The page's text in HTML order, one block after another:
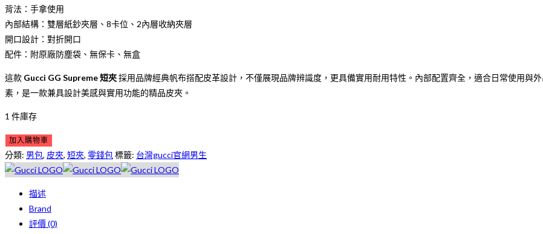
背法：手拿使用
內部結構：雙層紙鈔夾層、8卡位、2內層收納夾層
開口設計：對折開口
配件：附原廠防塵袋、無保卡、無盒
這款 Gucci GG Supreme 短夾採用品牌經典帆布搭配皮革設計，不僅展現品牌辨識度，更具備實用耐用特性。內部配置齊全，適合日常使用與
素，是一款兼具設計美感與實用功能的精品皮夾。
1 件庫存
Gucci
GG
Supreme
加入購物車
分類: 男包, 皮夾, 短夾, 零錢包 標籤: 台灣gucci官網男生
描述
Brand
評價 (0)